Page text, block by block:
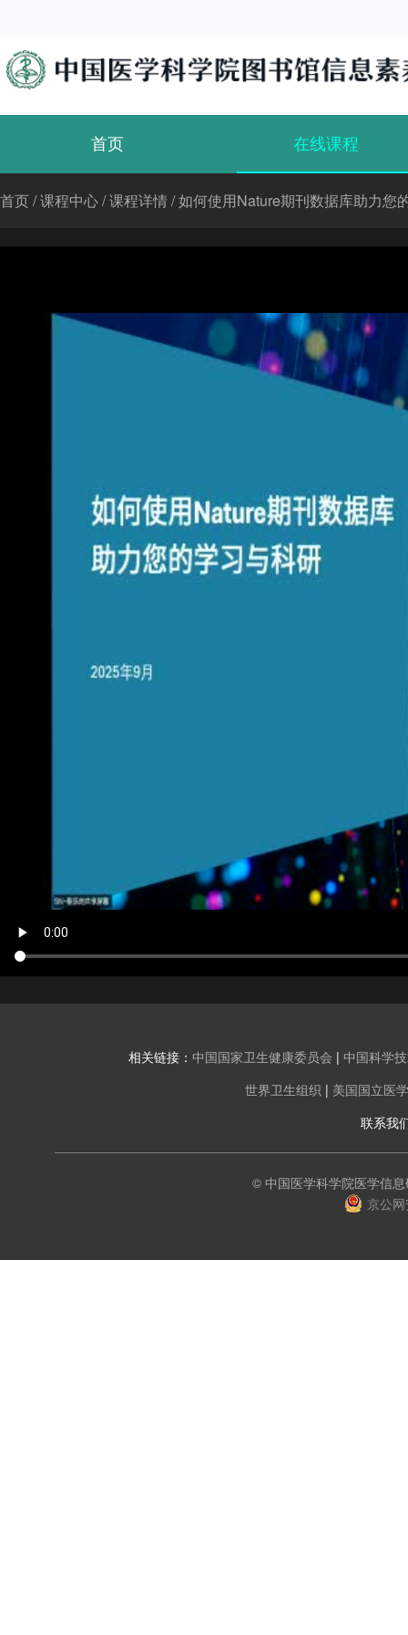
首页 在线课程
首页/课程中心/课程详情/如何使用Nature期刊数据库助力您
相关链接： 中国国家卫生健康委员会 | 中国科学
世界卫生组织 | 美国国立医
联系我
© 中国医学科学院医学信
京公